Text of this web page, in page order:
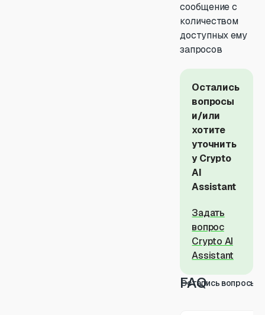
сообщение с
количеством
доступных ему
запросов
Остались
вопросы
и/или
хотите
уточнить
у Crypto
AI
Assistant
Задать
вопрос
Crypto AI
Assistant
FAQ
Остались вопросы